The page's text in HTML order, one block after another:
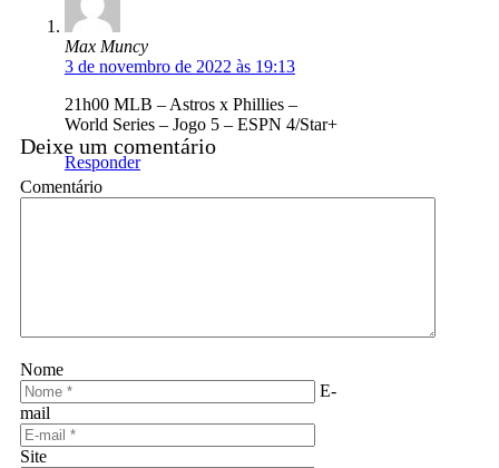
Max Muncy
3 de novembro de 2022 às 19:13
21h00 MLB – Astros x Phillies –
World Series – Jogo 5 – ESPN 4/Star+
Responder
Deixe um comentário
Comentário
Nome
E-
mail
Site